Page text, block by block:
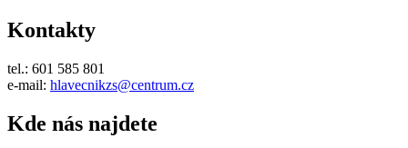
Kontakty
tel.: 601 585 801
e-mail: hlavecnikzs@centrum.cz
Kde nás najdete